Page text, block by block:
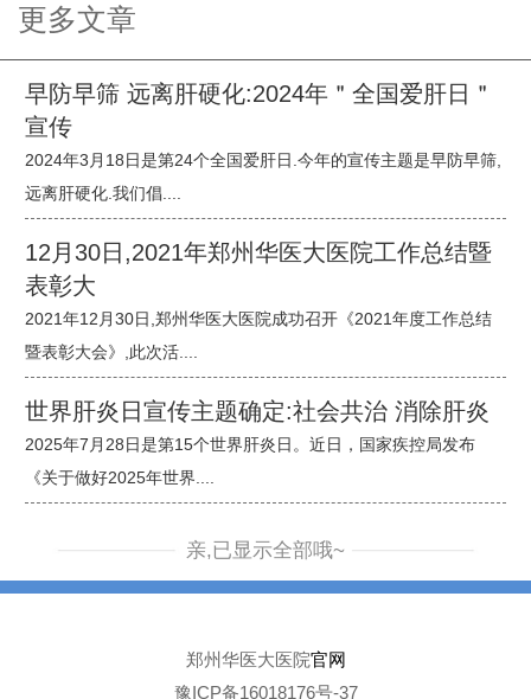
更多文章
早防早筛 远离肝硬化:2024年＂全国爱肝日＂
宣传
2024年3月18日是第24个全国爱肝日.今年的宣传主题是早防早筛,
远离肝硬化.我们倡....
12月30日,2021年郑州华医大医院工作总结暨
表彰大
2021年12月30日,郑州华医大医院成功召开《2021年度工作总结
暨表彰大会》,此次活....
世界肝炎日宣传主题确定:社会共治 消除肝炎
2025年7月28日是第15个世界肝炎日。近日，国家疾控局发布
《关于做好2025年世界....
亲,已显示全部哦~
郑州华医大医院官网
豫ICP备16018176号-37